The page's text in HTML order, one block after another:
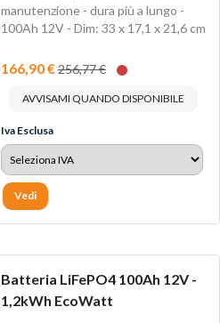
manutenzione - dura più a lungo -
100Ah 12V - Dim: 33 x 17,1 x 21,6 cm
166,90 €256,77 €
AVVISAMI QUANDO DISPONIBILE
Iva Esclusa
Vedi
Batteria LiFePO4 100Ah 12V -
1,2kWh EcoWatt